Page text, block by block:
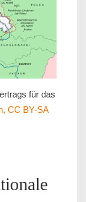
für das
CC BY-SA